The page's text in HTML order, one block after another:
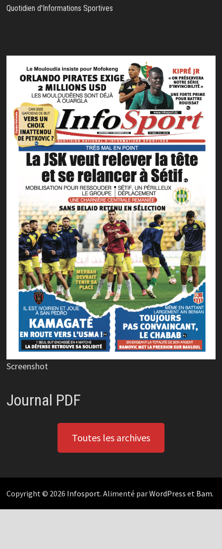
Quotidien d'Informations Sportives
Screenshot
Journal PDF
Toutes les archives
Copyright © 2026 Infosport. Alimenté parWordPress et Bam.